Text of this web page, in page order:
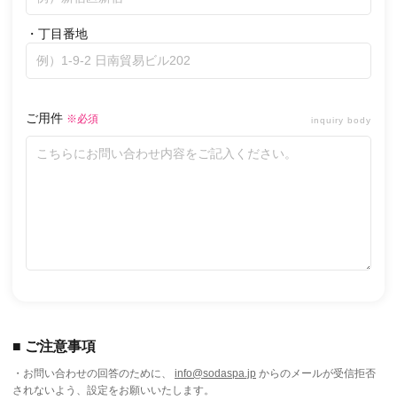
・丁目番地
ご用件 ※必須 inquiry body
■ ご注意事項
・お問い合わせの回答のために、 info@sodaspa.jp からのメールが受信拒否
されないよう、設定をお願いいたします。